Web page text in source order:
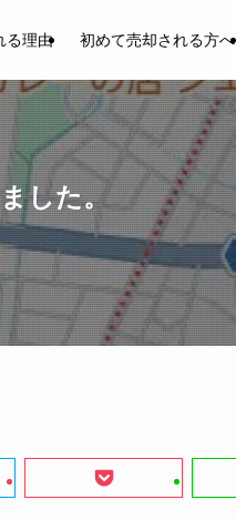
る理由 初めて売却される方へ
した。